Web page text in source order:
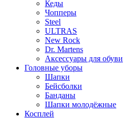
Кеды
Чопперы
Steel
ULTRAS
New Rock
Dr. Martens
Аксессуары для обуви
Головные уборы
Шапки
Бейсболки
Банданы
Шапки молодёжные
Косплей